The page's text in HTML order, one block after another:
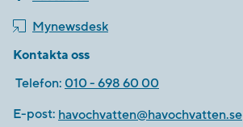
Mynewsdesk
Kontakta oss
Telefon: 010 - 698 60 00
E-post: havochvatten@havochvatten.se